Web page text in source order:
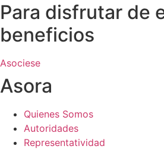
Para disfrutar de
beneficios
Asociese
Asora
Quienes Somos
Autoridades
Representatividad